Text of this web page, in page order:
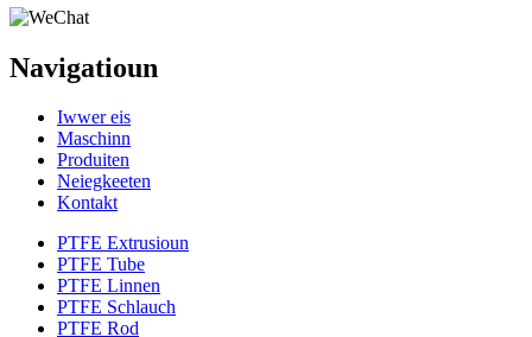
Navigatioun
Iwwer eis
Maschinn
Produiten
Neiegkeeten
Kontakt
PTFE Extrusioun
PTFE Tube
PTFE Linnen
PTFE Schlauch
PTFE Rod